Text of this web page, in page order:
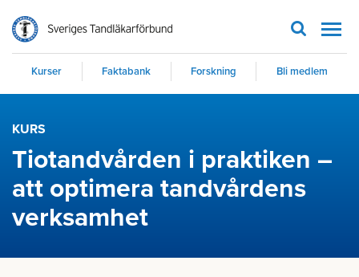
Kurser Faktabank Forskning Bli medlem
KURS
Tiotandvården i praktiken –
att optimera tandvårdens
verksamhet